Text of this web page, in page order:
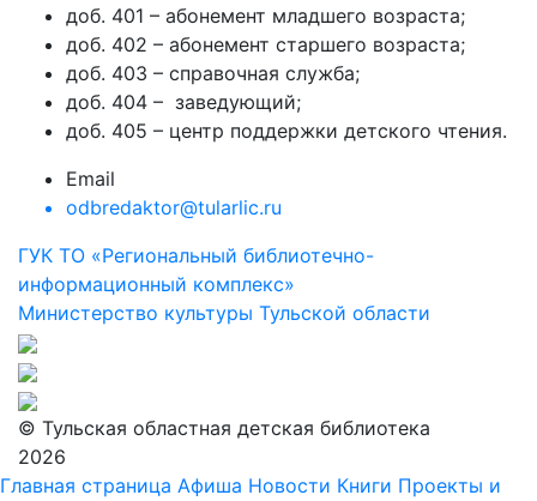
доб. 401 – абонемент младшего возраста;
доб. 402 – абонемент старшего возраста;
доб. 403 – справочная служба;
доб. 404 – заведующий;
доб. 405 – центр поддержки детского чтения.
Email
odbredaktor@tularlic.ru
ГУК ТО «Региональный библиотечно-
информационный комплекс»
Министерство культуры Тульской области
© Тульская областная детская библиотека
2026
Главная страница Афиша Новости Книги Проекты и